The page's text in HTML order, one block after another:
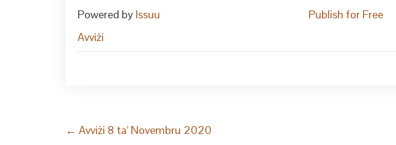
Powered by Issuu
Publish for Free
Avviżi
Post
navigation
← Avviżi 8 ta’ Novembru 2020